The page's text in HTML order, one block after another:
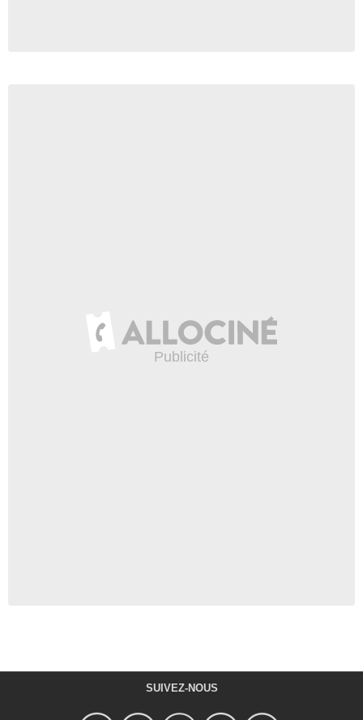
SUIVEZ-NOUS